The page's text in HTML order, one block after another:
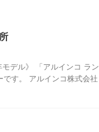
デル》 「アルインコ ラン
です。 アルインコ株式会社